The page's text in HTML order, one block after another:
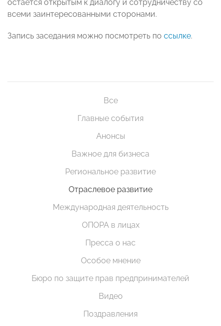
остается открытым к диалогу и сотрудничеству со
всеми заинтересованными сторонами.
Запись заседания можно посмотреть по ссылке.
Все
Главные события
Анонсы
Важное для бизнеса
Региональное развитие
Отраслевое развитие
Международная деятельность
ОПОРА в лицах
Пресса о нас
Особое мнение
Бюро по защите прав предпринимателей
Видео
Поздравления